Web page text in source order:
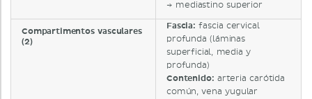
→ mediastino superior
Compartimentos vasculares
(2)
Fascia:fascia cervical
profunda (láminas
superficial, media y
profunda)
Contenido: arteria carótida
común, vena yugular